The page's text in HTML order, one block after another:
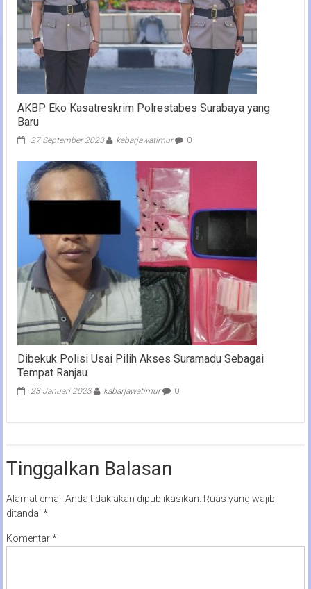
AKBP Eko Kasatreskrim Polrestabes Surabaya yang
Baru
27 September 2023 kabarjawatimur 0
Dibekuk Polisi Usai Pilih Akses Suramadu Sebagai
Tempat Ranjau
23 Januari 2023 kabarjawatimur 0
Tinggalkan Balasan
Alamat email Anda tidak akan dipublikasikan. Ruas yang wajib
ditandai *
Komentar*